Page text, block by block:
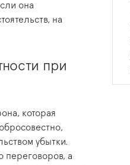
она
на
при
которая
убытки.
переговоров, а